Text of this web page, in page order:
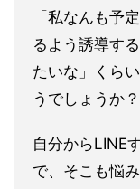
「私なんも予
るよう誘導す
たいな」くら
うでしょうか？
自分からLINE
で、そこも悩